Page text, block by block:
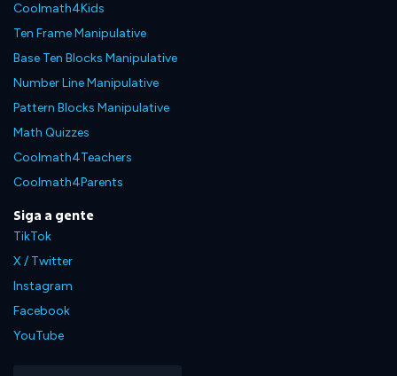
Coolmath4Kids
Ten Frame Manipulative
Base Ten Blocks Manipulative
Number Line Manipulative
Pattern Blocks Manipulative
Math Quizzes
Coolmath4Teachers
Coolmath4Parents
Siga a gente
TikTok
X / Twitter
Instagram
Facebook
YouTube